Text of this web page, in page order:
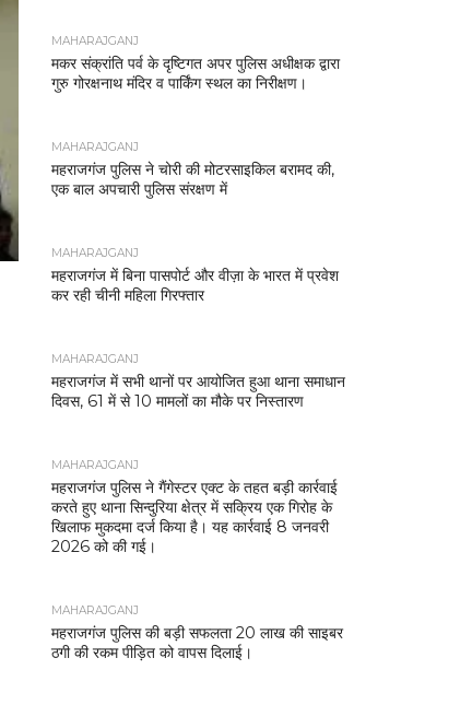
MAHARAJGANJ
मकर संक्रांति पर्व के दृष्टिगत अपर पुलिस अधीक्षक द्वारा
गुरु गोरक्षनाथ मंदिर व पार्किंग स्थल का निरीक्षण।
MAHARAJGANJ
महराजगंज पुलिस ने चोरी की मोटरसाइकिल बरामद की,
एक बाल अपचारी पुलिस संरक्षण में
MAHARAJGANJ
महराजगंज में बिना पासपोर्ट और वीज़ा के भारत में प्रवेश
कर रही चीनी महिला गिरफ्तार
MAHARAJGANJ
महराजगंज में सभी थानों पर आयोजित हुआ थाना समाधान
दिवस, 61 में से 10 मामलों का मौके पर निस्तारण
MAHARAJGANJ
महराजगंज पुलिस ने गैंगेस्टर एक्ट के तहत बड़ी कार्रवाई
करते हुए थाना सिन्दुरिया क्षेत्र में सक्रिय एक गिरोह के
खिलाफ मुकदमा दर्ज किया है। यह कार्रवाई 8 जनवरी
2026 को की गई।
MAHARAJGANJ
महराजगंज पुलिस की बड़ी सफलता 20 लाख की साइबर
ठगी की रकम पीड़ित को वापस दिलाई।